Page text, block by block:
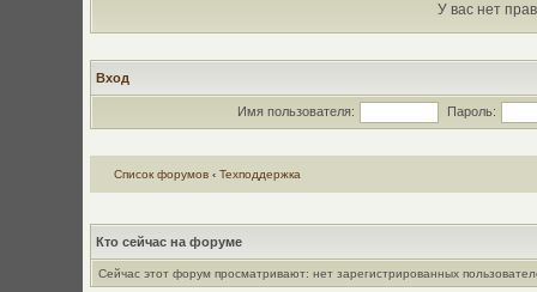
У вас нет
Вход
Имя пользователя: Пароль:
Список форумов ‹ Техподдержка
Кто сейчас на форуме
Сейчас этот форум просматривают: нет зарегистрированных